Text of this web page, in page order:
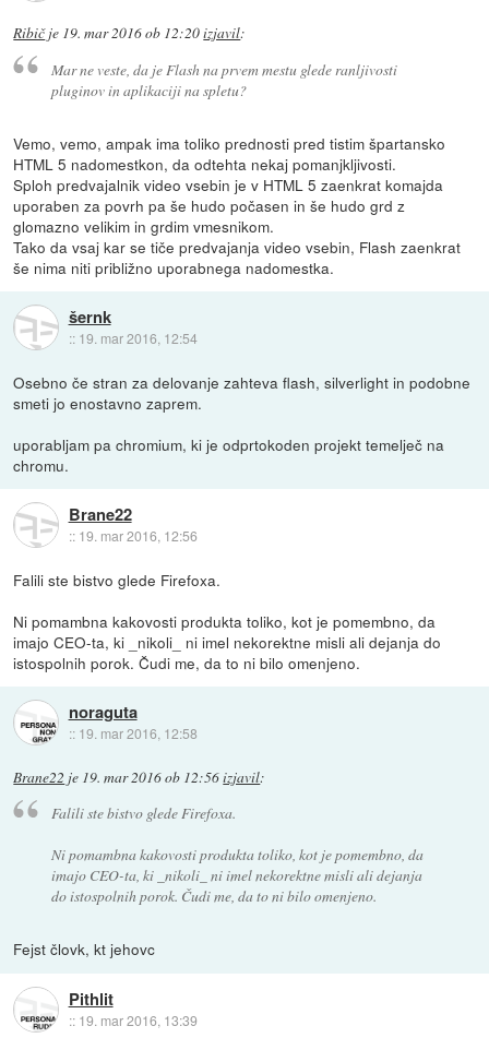
Ribičje 19. mar 2016 ob 12:20izjavil:
Mar ne veste, da je Flash na prvem mestu glede ranljivosti
pluginov in aplikaciji na spletu?
Vemo, vemo, ampak ima toliko prednosti pred tistim špartansko
HTML 5 nadomestkon, da odtehta nekaj pomanjkljivosti.
Sploh predvajalnik video vsebin je v HTML 5 zaenkrat komajda
uporaben za povrh pa še hudo počasen in še hudo grd z
glomazno velikim in grdim vmesnikom.
Tako da vsaj kar se tiče predvajanja video vsebin, Flash zaenkrat
še nima niti približno uporabnega nadomestka.
šernk
:: 19. mar 2016, 12:54
Osebno če stran za delovanje zahteva flash, silverlight in podobne
smeti jo enostavno zaprem.
uporabljam pa chromium, ki je odprtokoden projekt temelječ na
chromu.
Brane22
:: 19. mar 2016, 12:56
Falili ste bistvo glede Firefoxa.
Ni pomambna kakovosti produkta toliko, kot je pomembno, da
imajo CEO-ta, ki _nikoli_ ni imel nekorektne misli ali dejanja do
istospolnih porok. Čudi me, da to ni bilo omenjeno.
noraguta
:: 19. mar 2016, 12:58
Brane22 je 19. mar 2016 ob 12:56izjavil:
Falili ste bistvo glede Firefoxa.
Ni pomambna kakovosti produkta toliko, kot je pomembno, da
imajo CEO-ta, ki _nikoli_ ni imel nekorektne misli ali dejanja
do istospolnih porok. Čudi me, da to ni bilo omenjeno.
Fejst človk, kt jehovc
Pithlit
:: 19. mar 2016, 13:39